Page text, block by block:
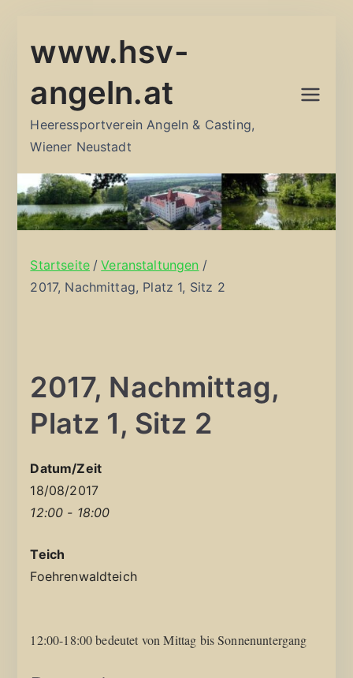
Inhalt
www.hsv-
angeln.at
Heeressportverein Angeln & Casting,
Wiener Neustadt
Startseite
Veranstaltungen
2017, Nachmittag, Platz 1, Sitz 2
2017, Nachmittag,
Platz 1, Sitz 2
Datum/Zeit
18/08/2017
12:00 - 18:00
Teich
Foehrenwaldteich
12:00-18:00 bedeutet von Mittag bis Sonnenuntergang